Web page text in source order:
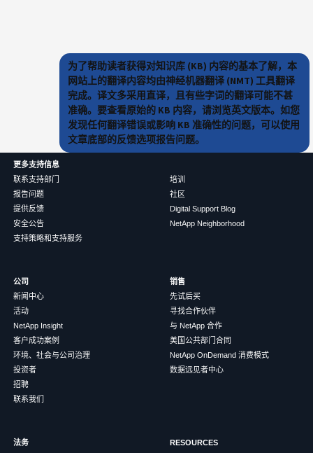
为了帮助读者获得对知识库 (KB) 内容的基本了解，本
网站上的翻译内容均由神经机器翻译 (NMT) 工具翻译
完成。译文多采用直译，且有些字词的翻译可能不甚
准确。要查看原始的 KB 内容，请浏览英文版本。如您
发现任何翻译错误或影响 KB 准确性的问题，可以使用
文章底部的反馈选项报告问题。
更多支持信息
联系支持部门
报告问题
提供反馈
安全公告
支持策略和支持服务
培训
社区
Digital Support Blog
NetApp Neighborhood
公司
新闻中心
活动
NetApp Insight
客户成功案例
环境、社会与公司治理
投资者
招聘
联系我们
销售
先试后买
寻找合作伙伴
与 NetApp 合作
美国公共部门合同
NetApp OnDemand 消费模式
数据远见者中心
法务 RESOURCES